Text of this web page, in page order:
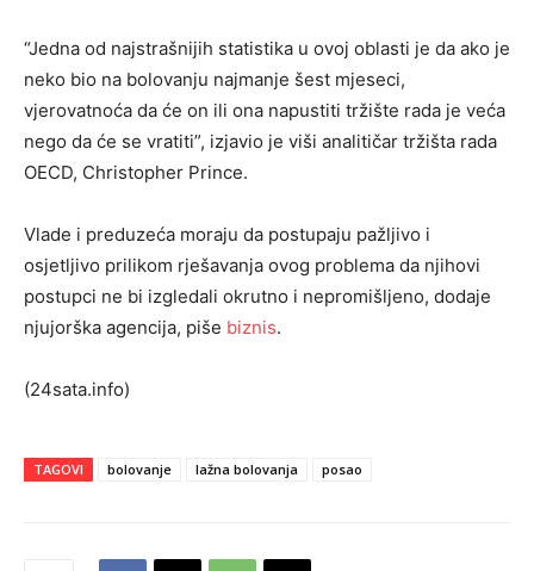
“Jedna od najstrašnijih statistika u ovoj oblasti je da ako je
neko bio na bolovanju najmanje šest mjeseci,
vjerovatnoća da će on ili ona napustiti tržište rada je veća
nego da će se vratiti”, izjavio je viši analitičar tržišta rada
OECD, Christopher Prince.
Vlade i preduzeća moraju da postupaju pažljivo i
osjetljivo prilikom rješavanja ovog problema da njihovi
postupci ne bi izgledali okrutno i nepromišljeno, dodaje
njujorška agencija, piše biznis.
(24sata.info)
TAGOVI bolovanje lažna bolovanja posao